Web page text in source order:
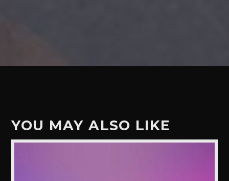
YOU MAY ALSO LIKE